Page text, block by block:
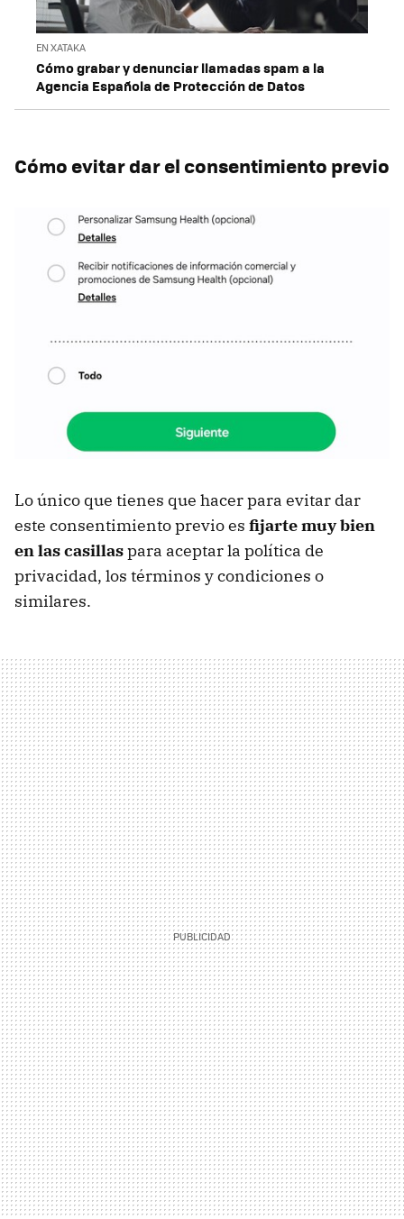
EN XATAKA
Cómo grabar y denunciar llamadas spam a la
Agencia Española de Protección de Datos
Cómo evitar dar el consentimiento previo
Lo único que tienes que hacer para evitar dar
este consentimiento previo es fijarte muy bien
en las casillaspara aceptar la política de
privacidad, los términos y condiciones o
similares.